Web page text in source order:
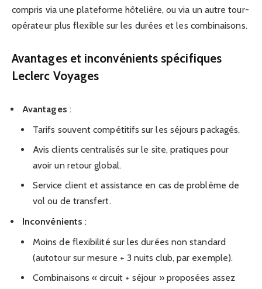
compris via une plateforme hôtelière, ou via un autre tour-
opérateur plus flexible sur les durées et les combinaisons.
Avantages et inconvénients spécifiques
Leclerc Voyages
Avantages :
Tarifs souvent compétitifs sur les séjours packagés.
Avis clients centralisés sur le site, pratiques pour
avoir un retour global.
Service client et assistance en cas de problème de
vol ou de transfert.
Inconvénients :
Moins de flexibilité sur les durées non standard
(autotour sur mesure + 3 nuits club, par exemple).
Combinaisons « circuit + séjour » proposées assez